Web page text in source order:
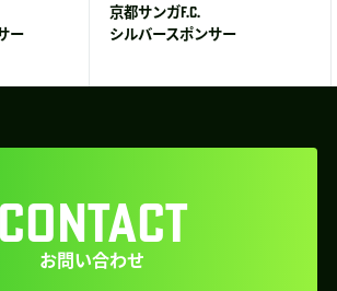
ー
京都サンガF.C.
シルバースポンサー
CONTACT
お問い合わせ